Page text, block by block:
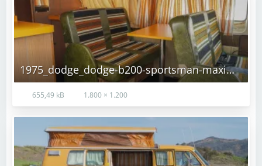
1975_dodge_dodge-b200-sportsman-maxiwagon_1975_dodge_dodge-b200-sportsman-maxiwagon_1975_dodge_dodge-b200-sportsman-maxiwagon_DSC05643-55672-RXuw7p-84071-84072.jpg
655,49 kB 1.800 × 1.200